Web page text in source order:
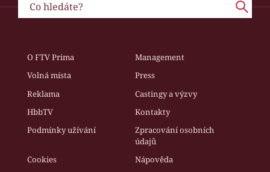
O FTV Prima
Management
Volná místa
Press
Reklama
Castingy a výzvy
HbbTV
Kontakty
Podmínky užívání
Zpracování osobních
údajů
Cookies
Nápověda